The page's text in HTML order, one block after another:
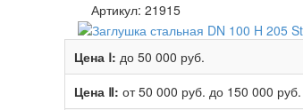
Артикул: 21915
Цена Ⅰ: до 50 000 руб.
Цена Ⅱ: от 50 000 руб. до 150 000 руб.